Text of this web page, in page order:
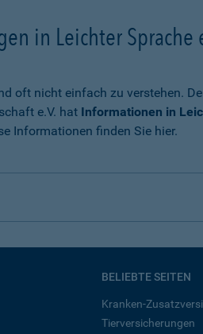
in Leichter Sprache
oft nicht einfach zu verstehen.
e.V. hat Informationen in
Informationen finden Sie hier.
BELIEBTE SEITEN
Kranken-
Tierversicherungen